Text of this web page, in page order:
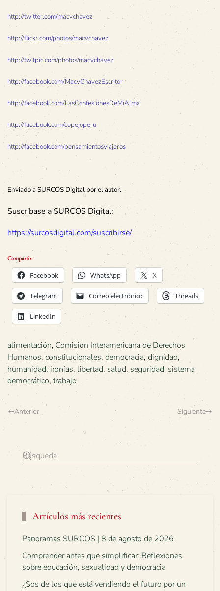
http://twitter.com/macvchavez
http://flickr.com/photos/macvchavez
http://twitpic.com/photos/macvchavez
http://facebook.com/MacvChavezEscritor
http://facebook.com/LasConfesionesDeMiAlma
http://facebook.com/copejoperu
http://facebook.com/pensamientosviajeros
Enviado a SURCOS Digital por el autor.
Suscríbase a SURCOS Digital:
https://surcosdigital.com/suscribirse/
Compartir:
Facebook WhatsApp X
Telegram Correo electrónico Threads
LinkedIn
alimentación, Comisión Interamericana de Derechos
Humanos, constitucionales, democracia, dignidad,
humanidad, ironías, libertad,salud, seguridad, sistema
democrático, trabajo
Anterior Siguiente
Artículos más recientes
Panoramas SURCOS | 8 de agosto de 2026
Comprender antes que simplificar: Reflexiones
sobre educación, sexualidad y democracia
¿Sos de los que está vendiendo el futuro por un